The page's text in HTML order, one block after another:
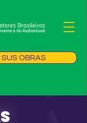
OBRAS